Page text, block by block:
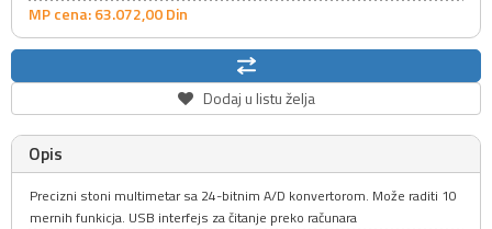
MP cena: 63.072,00Din
Dodaj u listu želja
Opis
Precizni stoni multimetar sa 24-bitnim A/D konvertorom. Može raditi 10
mernih funkicja. USB interfejs za čitanje preko računara